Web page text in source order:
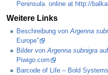
Peninsula. online at http://
Weitere Links
Beschreibung vonArgenna
Europe”
Bilder vonArgenna subnigra
Piwigo.com
Barcode of Life – Bold